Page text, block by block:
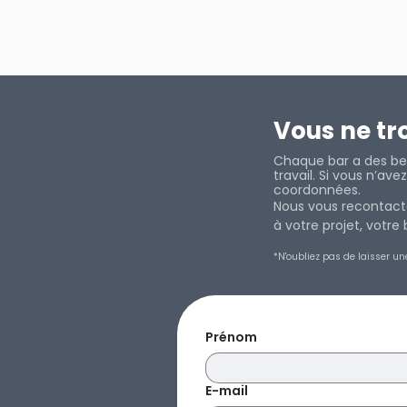
Vous ne
Chaque bar a des
travail. Si vous
coordonnées.
Nous vous
à votre projet, votre
*N'oubliez pas de laisser
Prénom
E-mail